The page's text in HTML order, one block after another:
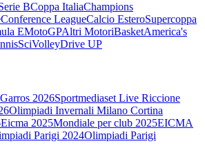
BCoppa ItaliaChampions
Conference LeagueCalcio EsteroSupercoppa
EMotoGPAltri MotoriBasketAmerica's
SciVolleyDrive UP
2026Sportmediaset Live Riccione
Olimpiadi Invernali Milano Cortina
Eicma 2025Mondiale per club 2025EICMA
Parigi 2024Olimpiadi Parigi